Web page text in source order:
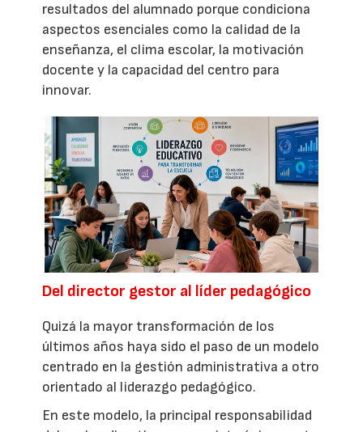
resultados del alumnado porque condiciona
aspectos esenciales como la calidad de la
enseñanza, el clima escolar, la motivación
docente y la capacidad del centro para
innovar.
Del director gestor al líder pedagógico
Quizá la mayor transformación de los
últimos años haya sido el paso de un modelo
centrado en la gestión administrativa a otro
orientado al liderazgo pedagógico.
En este modelo, la principal responsabilidad